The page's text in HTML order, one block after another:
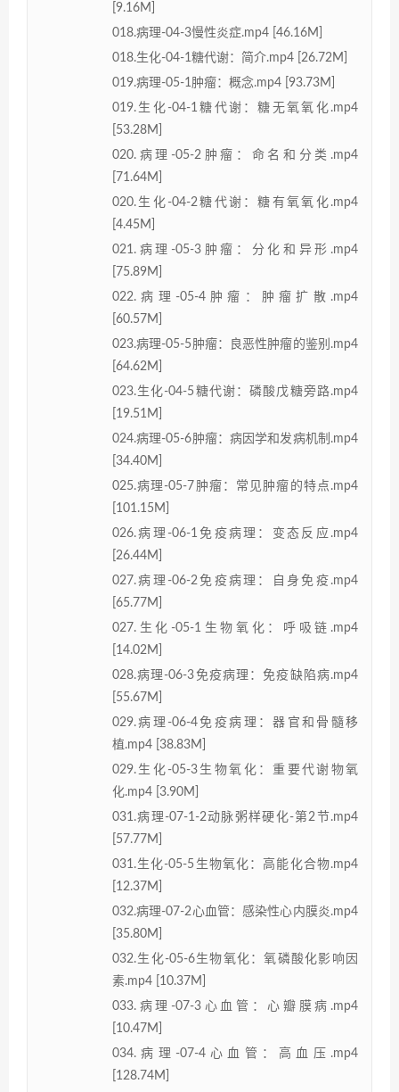
[9.16M]
018.病理-04-3慢性炎症.mp4 [46.16M]
018.生化-04-1糖代谢：简介.mp4 [26.72M]
019.病理-05-1肿瘤：概念.mp4 [93.73M]
019.生化-04-1糖代谢：糖无氧氧化.mp4
[53.28M]
020.病理-05-2肿瘤：命名和分类.mp4
[71.64M]
020.生化-04-2糖代谢：糖有氧氧化.mp4
[4.45M]
021.病理-05-3肿瘤：分化和异形.mp4
[75.89M]
022.病理-05-4肿瘤：肿瘤扩散.mp4
[60.57M]
023.病理-05-5肿瘤：良恶性肿瘤的鉴别.mp4
[64.62M]
023.生化-04-5糖代谢：磷酸戊糖旁路.mp4
[19.51M]
024.病理-05-6肿瘤：病因学和发病机制.mp4
[34.40M]
025.病理-05-7肿瘤：常见肿瘤的特点.mp4
[101.15M]
026.病理-06-1免疫病理：变态反应.mp4
[26.44M]
027.病理-06-2免疫病理：自身免疫.mp4
[65.77M]
027.生化-05-1生物氧化：呼吸链.mp4
[14.02M]
028.病理-06-3免疫病理：免疫缺陷病.mp4
[55.67M]
029.病理-06-4免疫病理：器官和骨髓移
植.mp4 [38.83M]
029.生化-05-3生物氧化：重要代谢物氧
化.mp4 [3.90M]
031.病理-07-1-2动脉粥样硬化-第2节.mp4
[57.77M]
031.生化-05-5生物氧化：高能化合物.mp4
[12.37M]
032.病理-07-2心血管：感染性心内膜炎.mp4
[35.80M]
032.生化-05-6生物氧化：氧磷酸化影响因
素.mp4 [10.37M]
033.病理-07-3心血管：心瓣膜病.mp4
[10.47M]
034.病理-07-4心血管：高血压.mp4
[128.74M]